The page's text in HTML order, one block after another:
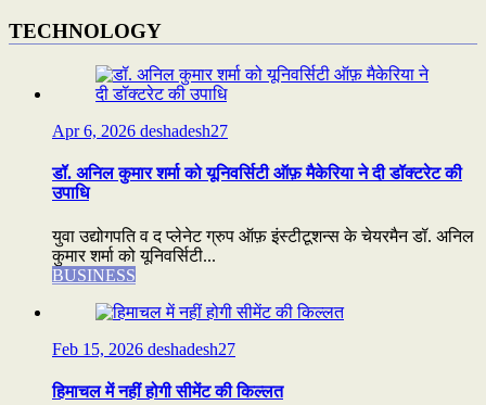
TECHNOLOGY
Apr 6, 2026 deshadesh27
डॉ. अनिल कुमार शर्मा को यूनिवर्सिटी ऑफ़ मैकेरिया ने दी डॉक्टरेट की
उपाधि
युवा उद्योगपति व द प्लेनेट ग्रुप ऑफ़ इंस्टीटूशन्स के चेयरमैन डॉ. अनिल
कुमार शर्मा को यूनिवर्सिटी...
BUSINESS
Feb 15, 2026 deshadesh27
हिमाचल में नहीं होगी सीमेंट की किल्लत